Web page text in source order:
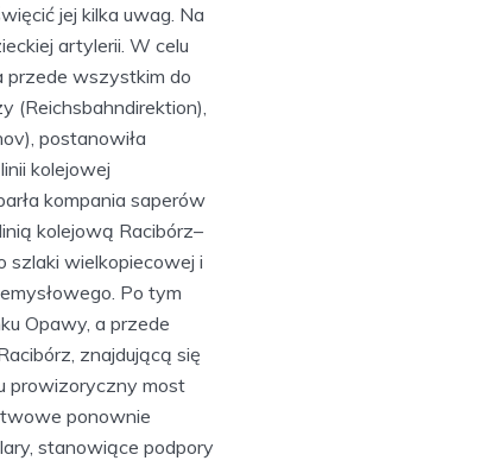
jej kilka uwag. Na
artylerii. W celu
przede wszystkim do
(Reichsbahndirektion),
postanowiła
kolejowej
kompania saperów
kolejową Racibórz–
szlaki wielkopiecowej i
Po tym
Opawy, a przede
znajdującą się
prowizoryczny most
ponownie
stanowiące podpory